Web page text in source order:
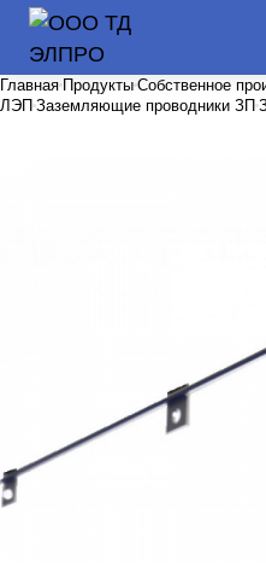
Главная Продукты Собственное
ЛЭП Заземляющие проводники ЗП